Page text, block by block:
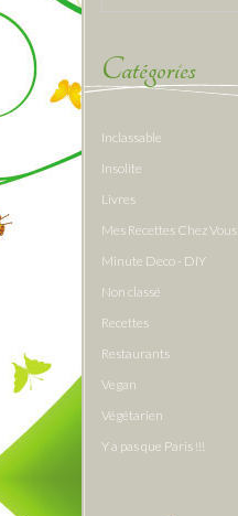
Catégories
Inclassable
Insolite
Livres
Mes Recettes Chez Vous
Minute Deco - DIY
Non classé
Recettes
Restaurants
Vegan
Végétarien
Y a pas que Paris !!!